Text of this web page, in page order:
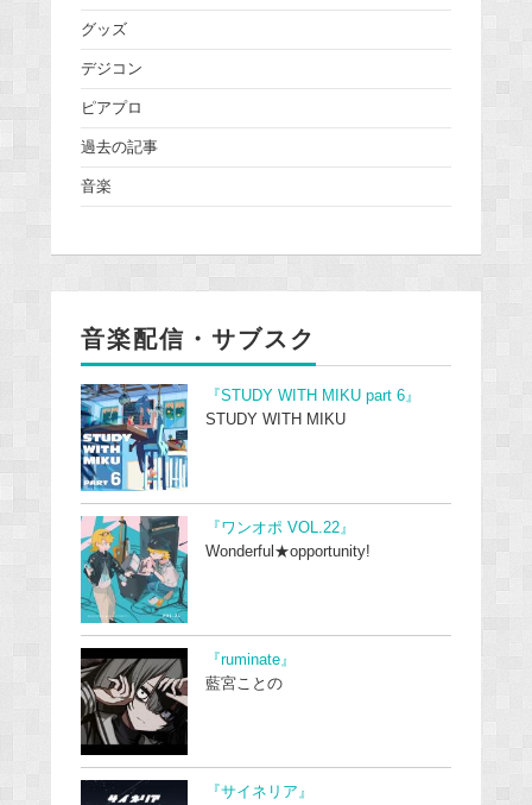
グッズ
デジコン
ピアプロ
過去の記事
音楽
音楽配信・サブスク
『STUDY WITH MIKU part 6』
STUDY WITH MIKU
『ワンオポ VOL.22』
Wonderful★opportunity!
『ruminate』
藍宮ことの
『サイネリア』